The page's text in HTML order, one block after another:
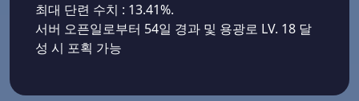
최대 단련 수치 : 13.41%.
서버 오픈일로부터 54일 경과 및 용광로 LV. 18 달
성 시 포획 가능